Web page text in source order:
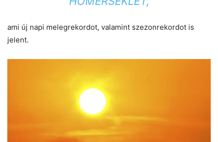
ami új napi melegrekordot, valamint szezonrekordot is
jelent.